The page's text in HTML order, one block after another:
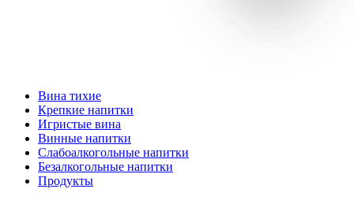
Вина тихие
Крепкие напитки
Игристые вина
Винные напитки
Слабоалкогольные напитки
Безалкогольные напитки
Продукты